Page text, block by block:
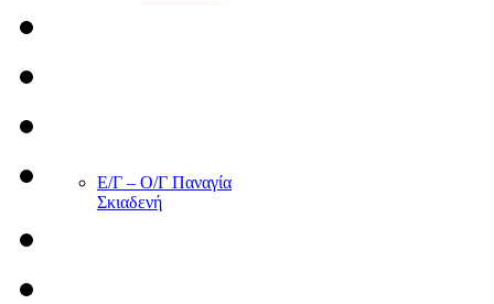
Ε/Γ – Ο/Γ Παναγία
Σκιαδενή